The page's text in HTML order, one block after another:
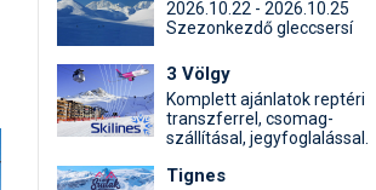
Termékkereső
Minden egyéb síeléshez kapcsolódó téma
A honlappal kapcsolatos kérdések és válaszok
Kötetlen beszélgetések
2026.10.22 - 2026.10.25
Szezonkezdő gleccsersí
3 Völgy
Komplett ajánlatok reptéri
transzferrel, csomag-
szállításal, jegyfoglalással.
Tignes